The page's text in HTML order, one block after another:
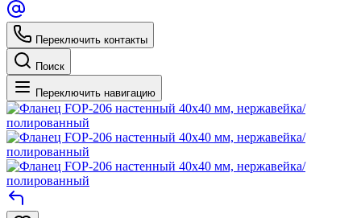
Переключить контакты
Поиск
Переключить навигацию